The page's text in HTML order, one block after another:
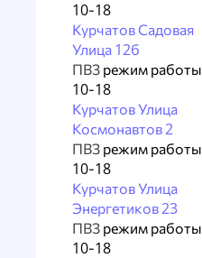
10-18
Курчатов Садовая
Улица 12б
ПВЗ режим работы
10-18
Курчатов Улица
Космонавтов 2
ПВЗ режим работы
10-18
Курчатов Улица
Энергетиков 23
ПВЗ режим работы
10-18